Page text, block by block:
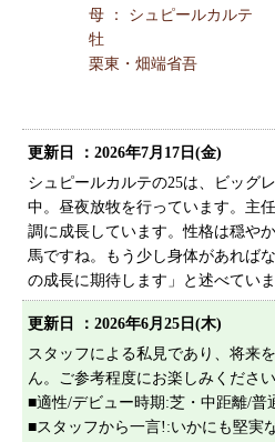
母 ： シュピールカルテ
牡
栗東・畑端省吾
更新日 ：2026年7月17日(金)
シュピールカルテの25は、ビッグ
中。昼夜放牧を行っています。主
調に成長しています。性格は穏や
馬ですね。もう少し身体があれば
の成長に期待します」と述べてい
更新日 ：2026年6月25日(木)
スタッフによる私見であり、将来
ん。ご参考程度にお楽しみください
■適性/デビュー時期:芝・中距離/普
■スタッフから一言!:いかにも堅実
お申込方法
費用と分配等
募集馬ライン
募集馬情報一覧
出走情報
出走確定
所属馬情報
近況
リンク集
リンク集
よくある質問
プライバシー
サイトマッ